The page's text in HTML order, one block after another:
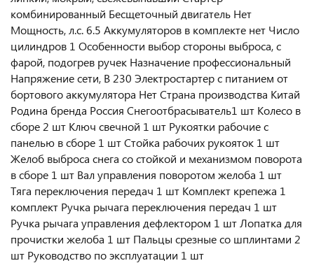
комбинированный Бесщеточный двигатель Нет
Мощность, л.с. 6.5 Аккумуляторов в комплекте нет Число
цилиндров 1 Особенности выбор стороны выброса, с
фарой, подогрев ручек Назначение профессиональный
Напряжение сети, В 230 Электростартер с питанием от
бортового аккумулятора Нет Страна производства Китай
Родина бренда Россия Снегоотбрасыватель1 шт Колесо в
сборе 2 шт Ключ свечной 1 шт Рукоятки рабочие с
панелью в сборе 1 шт Стойка рабочих рукояток 1 шт
Желоб выброса снега со стойкой и механизмом поворота
в сборе 1 шт Вал управления поворотом желоба 1 шт
Тяга переключения передач 1 шт Комплект крепежа 1
комплект Ручка рычага переключения передач 1 шт
Ручка рычага управления дефлектором 1 шт Лопатка для
прочистки желоба 1 шт Пальцы срезные со шплинтами 2
шт Руководство по эксплуатации 1 шт